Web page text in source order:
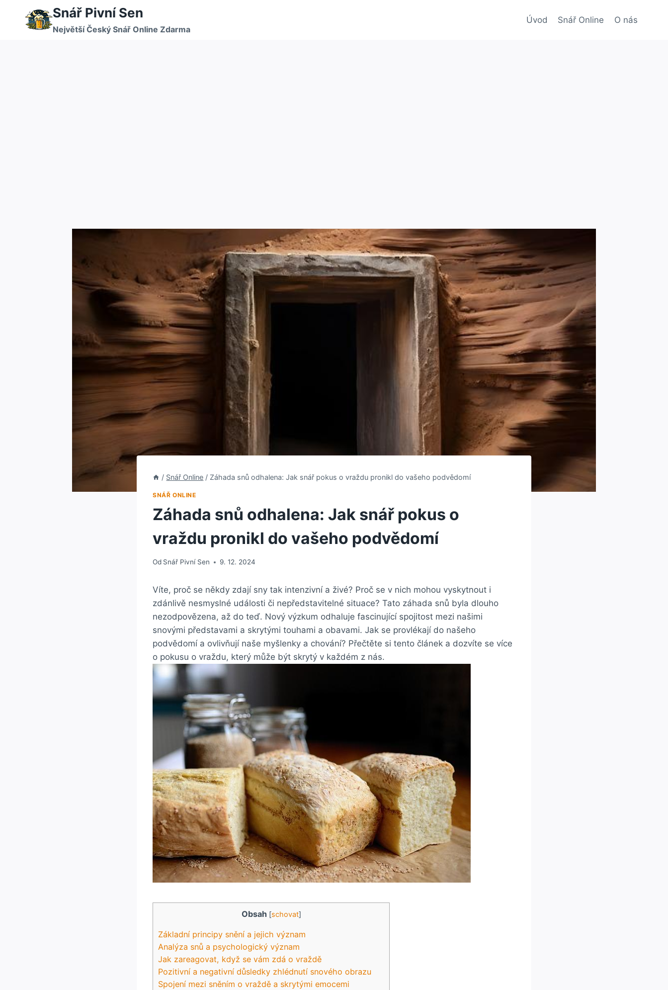
Snář Pivní Sen
Největší Český Snář Online Zdarma
Úvod Snář Online O nás
/ Snář Online / Záhada snů odhalena: Jak snář pokus o vraždu pronikl do vašeho podvědomí
SNÁŘ ONLINE
Záhada snů odhalena: Jak snář pokus o
vraždu pronikl do vašeho podvědomí
Od Snář Pivní Sen 9. 12. 2024
Víte, proč se někdy zdají sny tak intenzivní a živé? Proč se v nich mohou vyskytnout i
zdánlivě nesmyslné události či nepředstavitelné situace? Tato záhada snů byla dlouho
nezodpovězena, až do teď. Nový výzkum odhaluje fascinující spojitost mezi našimi
snovými představami a skrytými touhami a obavami. Jak se provlékají do našeho
podvědomí a ovlivňují naše myšlenky a chování? Přečtěte si tento článek a dozvíte se více
o pokusu o vraždu, který může být skrytý v každém z nás.
Obsah [schovat]
Základní principy snění a jejich význam
Analýza snů a psychologický význam
Jak zareagovat, když se vám zdá o vraždě
Pozitivní a negativní důsledky zhlédnutí snového obrazu
Spojení mezi sněním o vraždě a skrytými emocemi